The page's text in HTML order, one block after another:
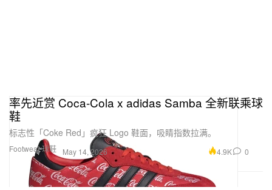
Footwear 球鞋
率先近赏 Coca-Cola x adidas Samba 全新联乘球
鞋
标志性「Coke Red」疯狂 Logo 鞋面，吸睛指数拉满。
May 14, 2026 4.9K 0